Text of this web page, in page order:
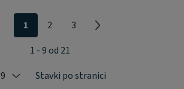
Selected: 9
9 Stavki po stranici
1 2
3
1 - 9 od 21